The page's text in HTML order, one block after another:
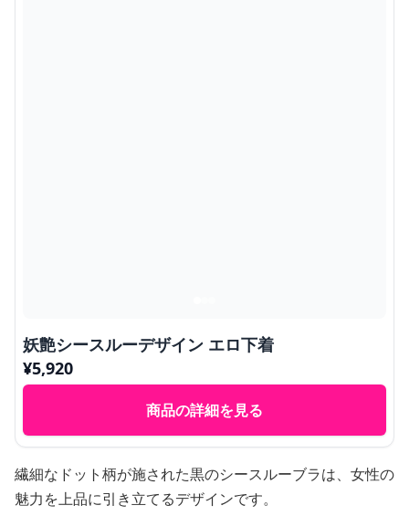
妖艶シースルーデザイン エロ下着
¥5,920
商品の詳細を見る
繊細なドット柄が施された黒のシースルーブラは、女性の
魅力を上品に引き立てるデザインです。